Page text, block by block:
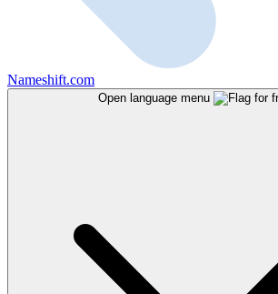
Nameshift.com
Open language menu